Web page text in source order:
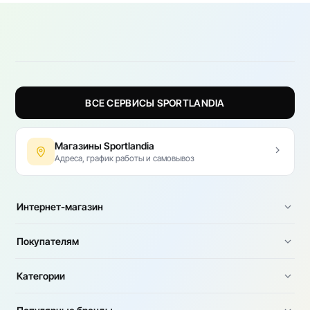
ВСЕ СЕРВИСЫ SPORTLANDIA
Магазины Sportlandia
Адреса, график работы и самовывоз
Интернет-магазин
Покупателям
Категории